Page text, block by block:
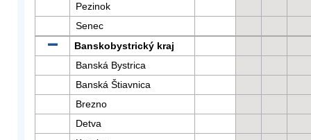
Pezinok
Senec
Banskobystrický kraj
Banská Bystrica
Banská Štiavnica
Brezno
Detva